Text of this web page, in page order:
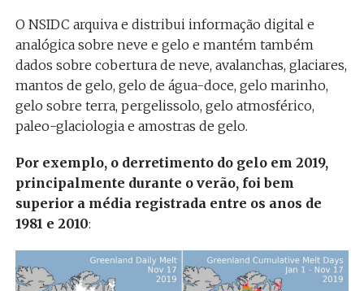
O NSIDC arquiva e distribui informação digital e
analógica sobre neve e gelo e mantém também
dados sobre cobertura de neve, avalanchas, glaciares,
mantos de gelo, gelo de água-doce, gelo marinho,
gelo sobre terra, pergelissolo, gelo atmosférico,
paleo-glaciologia e amostras de gelo.
Por exemplo, o derretimento do gelo em 2019,
principalmente durante o verão, foi bem
superior a média registrada entre os anos de
1981 e 2010: